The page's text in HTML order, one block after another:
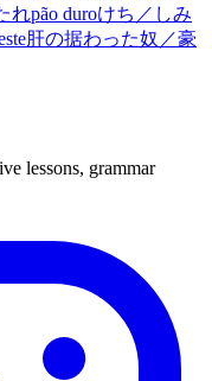
れpão duroけち／しみ
肝の据わった奴／豪
lessons, grammar